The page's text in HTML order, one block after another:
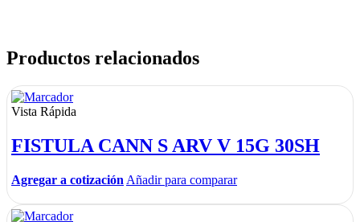
Productos relacionados
Vista Rápida
FISTULA CANN S ARV V 15G 30SH
Agregar a cotización Añadir para comparar